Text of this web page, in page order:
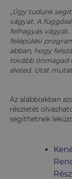
„Úgy tudunk
vágyat. A
felhagyás
felépülési
abban, hogy
tovább önmagad
életed. Utat
Az alábbiakban
részletét
segíthetnek